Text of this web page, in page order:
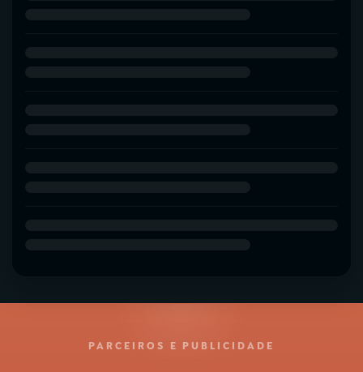
PARCEIROS E PUBLICIDADE